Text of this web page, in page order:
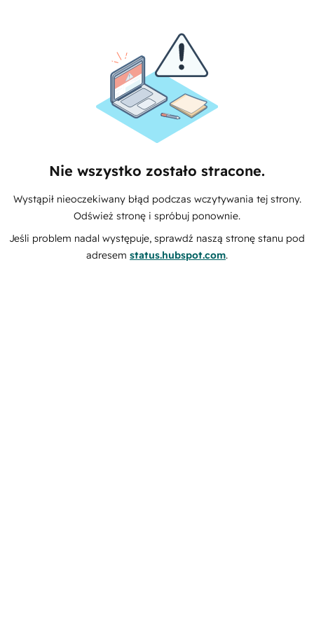
Nie wszystko zostało stracone.
Wystąpił nieoczekiwany błąd podczas wczytywania tej strony.
Odśwież stronę i spróbuj ponownie.
Jeśli problem nadal występuje, sprawdź naszą stronę stanu pod
adresem status.hubspot.com.